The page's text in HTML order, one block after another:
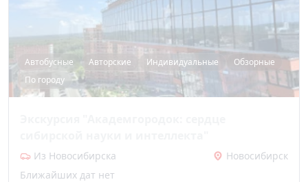
Автобусные Авторские Индивидуальные
Обзорные
По городу
Из Новосибирска
Новосибирск
Ближайших дат нет